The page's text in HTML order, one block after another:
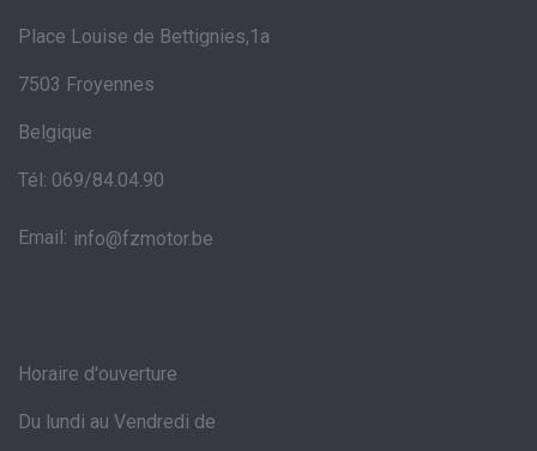
Place Louise de Bettignies,1a
7503 Froyennes
Belgique
Tél: 069/84.04.90
Email: info@fzmotor.be
Horaire d'ouverture
Du lundi au Vendredi de